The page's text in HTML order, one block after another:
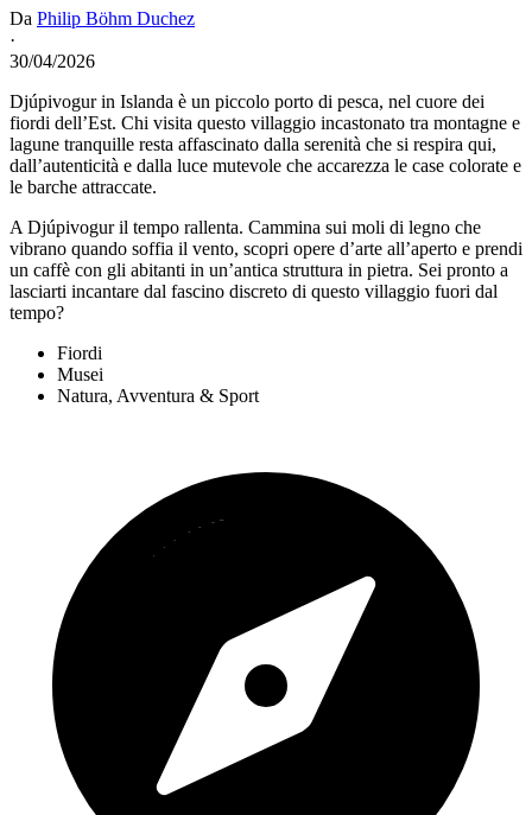
Da Philip Böhm Duchez
·
30/04/2026
Djúpivogur in Islanda è un piccolo porto di pesca, nel cuore dei
fiordi dell’Est. Chi visita questo villaggio incastonato tra montagne e
lagune tranquille resta affascinato dalla serenità che si respira qui,
dall’autenticità e dalla luce mutevole che accarezza le case colorate e
le barche attraccate.
A Djúpivogur il tempo rallenta. Cammina sui moli di legno che
vibrano quando soffia il vento, scopri opere d’arte all’aperto e prendi
un caffè con gli abitanti in un’antica struttura in pietra. Sei pronto a
lasciarti incantare dal fascino discreto di questo villaggio fuori dal
tempo?
Fiordi
Musei
Natura, Avventura & Sport